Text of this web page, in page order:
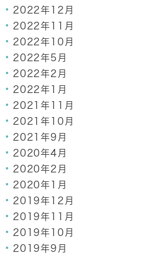
2022年12月
2022年11月
2022年10月
2022年5月
2022年2月
2022年1月
2021年11月
2021年10月
2021年9月
2020年4月
2020年2月
2020年1月
2019年12月
2019年11月
2019年10月
2019年9月